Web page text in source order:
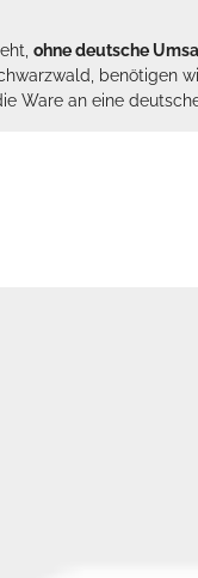
ohne deutsche
benötigen
Ware an eine